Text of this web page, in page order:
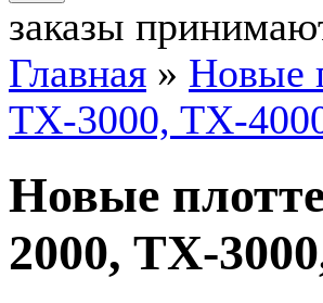
заказы
Главная » Новые
TX-3000, TX-
Новые
2000, TX-